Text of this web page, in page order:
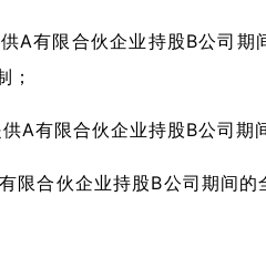
A有限合伙企业持股B公司
；
A有限合伙企业持股B公司期
限合伙企业持股B公司期间